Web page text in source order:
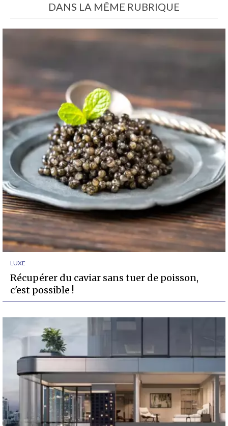
DANS LA MÊME RUBRIQUE
LUXE
Récupérer du caviar sans tuer de poisson,
c'est possible !